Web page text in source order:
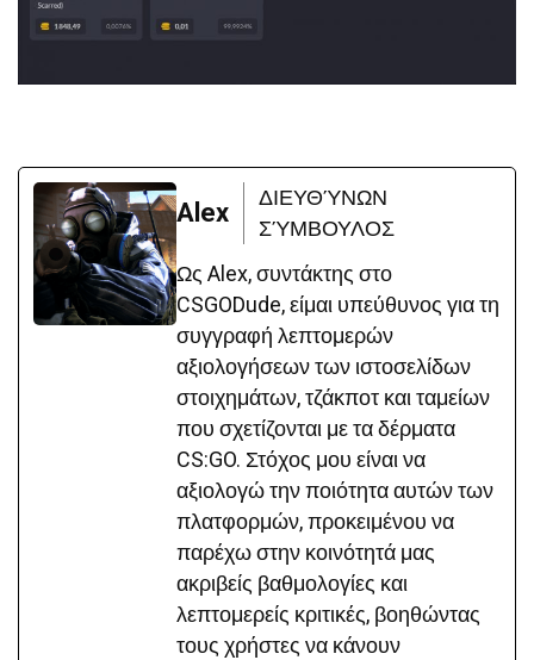
Alex
ΔΙΕΥΘΎΝΩΝ
ΣΎΜΒΟΥΛΟΣ
Ως Alex, συντάκτης στο
CSGODude, είμαι υπεύθυνος για τη
συγγραφή λεπτομερών
αξιολογήσεων των ιστοσελίδων
στοιχημάτων, τζάκποτ και ταμείων
που σχετίζονται με τα δέρματα
CS:GO. Στόχος μου είναι να
αξιολογώ την ποιότητα αυτών των
πλατφορμών, προκειμένου να
παρέχω στην κοινότητά μας
ακριβείς βαθμολογίες και
λεπτομερείς κριτικές, βοηθώντας
τους χρήστες να κάνουν